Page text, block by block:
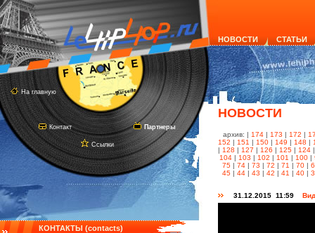
На главную
Контакт
Ссылки
Партнеры
НОВОСТИ СТАТЬИ
НОВОСТИ
КОНТАКТЫ (contacts)
архив: | 174 | 173 | 172 |
152 | 151 | 150 | 149 | 148 |
| 128 | 127 | 126 | 125 | 124
104 | 103 | 102 | 101 | 100 |
75 |74 |73 |72 |71 |70 |
45 |44 |43 |42 |41 |40 |
31.12.2015 11:59